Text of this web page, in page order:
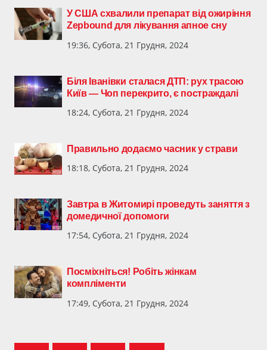
У США схвалили препарат від ожиріння
Zepbound для лікування апное сну
19:36, Субота, 21 Грудня, 2024
Біля Іванівки сталася ДТП: рух трасою
Київ — Чоп перекрито, є постраждалі
18:24, Субота, 21 Грудня, 2024
Правильно додаємо часник у страви
18:18, Субота, 21 Грудня, 2024
Завтра в Житомирі проведуть заняття з
домедичної допомоги
17:54, Субота, 21 Грудня, 2024
Посміхніться! Робіть жінкам
компліменти
17:49, Субота, 21 Грудня, 2024